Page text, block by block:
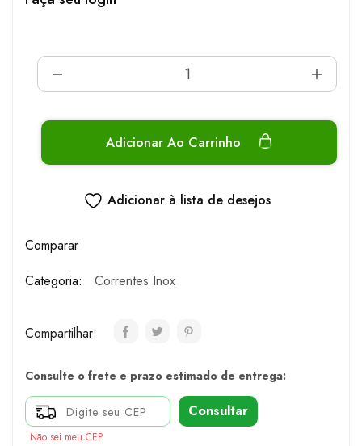
Adicionar Ao Carrinho
Adicionar à lista de desejos
Comparar
Categoria:
Correntes Inox
Compartilhar:
Consulte o frete e prazo estimado de entrega:
Consultar
Não sei meu CEP